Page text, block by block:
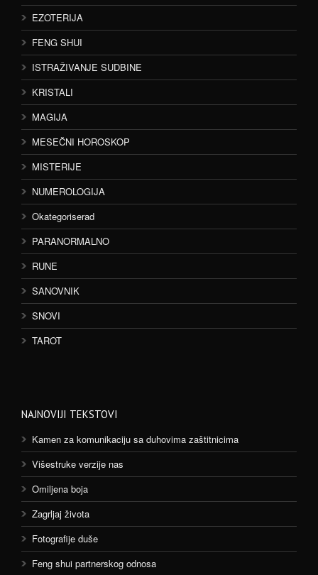
EZOTERIJA
FENG SHUI
ISTRAŽIVANJE SUDBINE
KRISTALI
MAGIJA
MESEČNI HOROSKOP
MISTERIJE
NUMEROLOGIJA
Okategoriserad
PARANORMALNO
RUNE
SANOVNIK
SNOVI
TAROT
NAJNOVIJI TEKSTOVI
Kamen za komunikaciju sa duhovima zaštitnicima
Višestruke verzije nas
Omiljena boja
Zagrljaj života
Fotografije duše
Feng shui partnerskog odnosa